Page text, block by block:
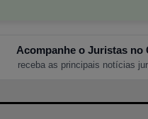
Acompanhe o Juristas no
receba as principais notícias